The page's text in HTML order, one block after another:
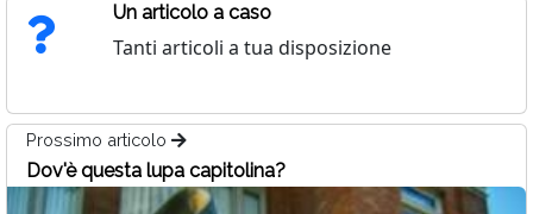
Un articolo a caso
Tanti articoli a tua disposizione
Prossimo articolo
Dov'è questa lupa capitolina?